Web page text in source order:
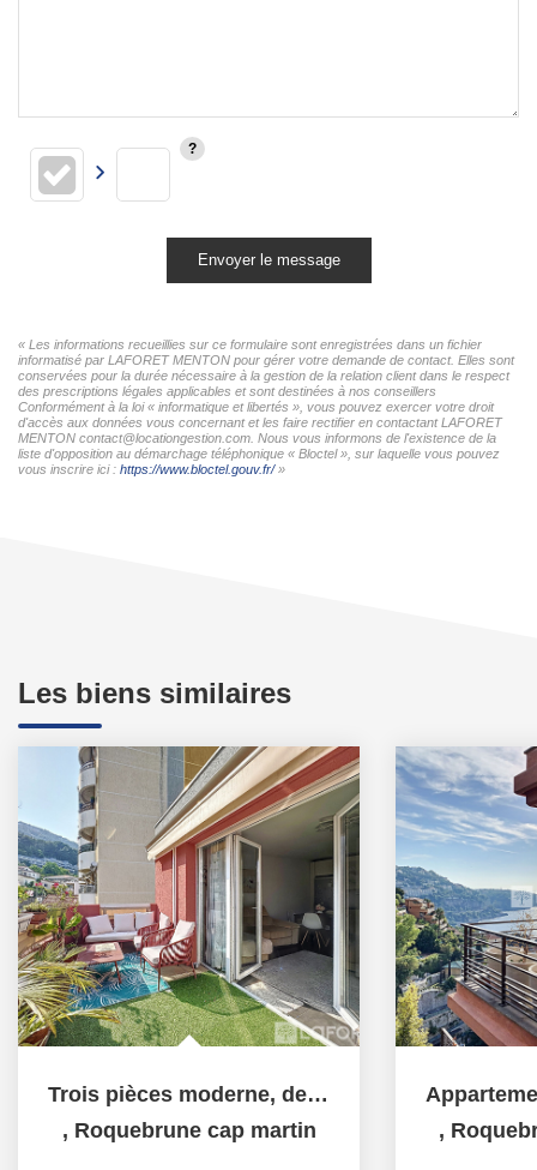
Envoyer le message
« Les informations recueillies sur ce formulaire sont enregistrées dans un fichier
informatisé par LAFORET MENTON pour gérer votre demande de contact. Elles sont
conservées pour la durée nécessaire à la gestion de la relation client dans le respect
des prescriptions légales applicables et sont destinées à nos conseillers
Conformément à la loi « informatique et libertés », vous pouvez exercer votre droit
d'accès aux données vous concernant et les faire rectifier en contactant LAFORET
MENTON contact@locationgestion.com. Nous vous informons de l'existence de la
liste d'opposition au démarchage téléphonique « Bloctel », sur laquelle vous pouvez
vous inscrire ici : https://www.bloctel.gouv.fr/»
Les biens similaires
Trois pièces moderne, dernier étage, terrasse coté ouest,...
, Roquebrune cap martin ,